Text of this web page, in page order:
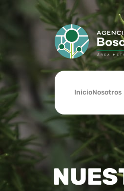
InicioNosotros